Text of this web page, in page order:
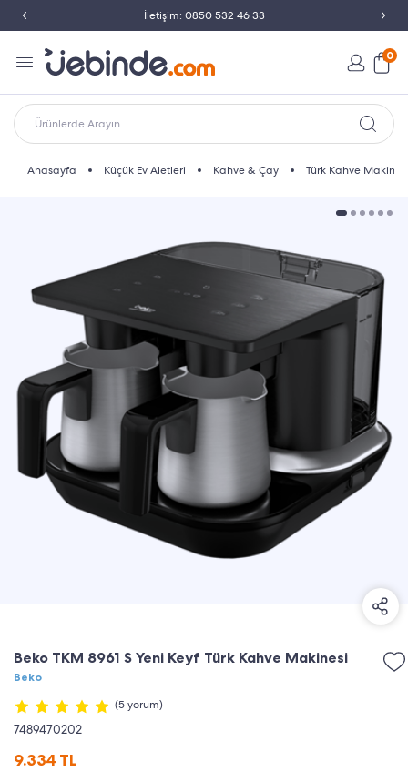
İletişim: 0850 532 46 33
0
Ürünlerde Arayın...
Anasayfa Küçük Ev Aletleri Kahve & Çay Türk Kahve Makinesi
Beko TKM 8961 S Yeni Keyf Türk Kahve Makinesi
Beko
(5 yorum)
7489470202
9.334 TL